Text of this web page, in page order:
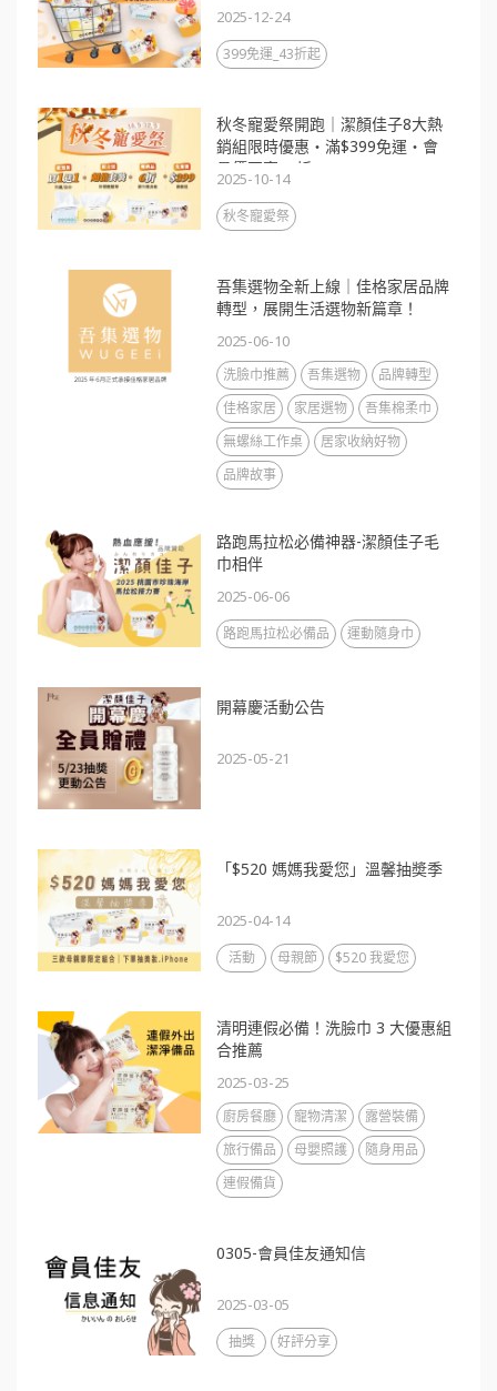
2025-12-24
399免運_43折起
秋冬寵愛祭開跑｜潔顏佳子8大熱
銷組限時優惠・滿$399免運・會
員價再享88折
2025-10-14
秋冬寵愛祭
吾集選物全新上線｜佳格家居品牌
轉型，展開生活選物新篇章！
2025-06-10
洗臉巾推薦 吾集選物
品牌轉型
佳格家居
家居選物
吾集棉柔巾
無螺絲工作桌
居家收納好物
品牌故事
路跑馬拉松必備神器-潔顏佳子毛
巾相伴
2025-06-06
路跑馬拉松必備品 運動隨身巾
開幕慶活動公告
2025-05-21
「$520 媽媽我愛您」溫馨抽奬季
2025-04-14
活動 母親節 $520 我愛您
清明連假必備！洗臉巾 3 大優惠組
合推薦
2025-03-25
廚房餐廳 寵物清潔
露營裝備
旅行備品
母嬰照護
隨身用品
連假備貨
0305-會員佳友通知信
2025-03-05
抽獎 好評分享